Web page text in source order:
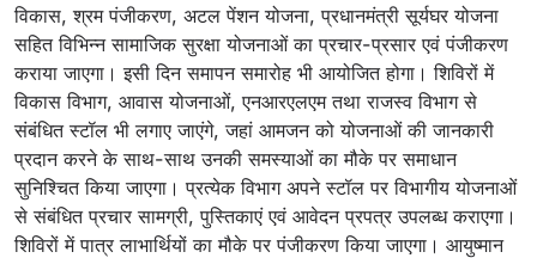
विकास, श्रम पंजीकरण, अटल पेंशन योजना, प्रधानमंत्री सूर्यघर योजना
सहित विभिन्न सामाजिक सुरक्षा योजनाओं का प्रचार-प्रसार एवं पंजीकरण
कराया जाएगा। इसी दिन समापन समारोह भी आयोजित होगा। शिविरों में
विकास विभाग, आवास योजनाओं, एनआरएलएम तथा राजस्व विभाग से
संबंधित स्टॉल भी लगाए जाएंगे, जहां आमजन को योजनाओं की जानकारी
प्रदान करने के साथ-साथ उनकी समस्याओं का मौके पर समाधान
सुनिश्चित किया जाएगा। प्रत्येक विभाग अपने स्टॉल पर विभागीय योजनाओं
से संबंधित प्रचार सामग्री, पुस्तिकाएं एवं आवेदन प्रपत्र उपलब्ध कराएगा।
शिविरों में पात्र लाभार्थियों का मौके पर पंजीकरण किया जाएगा। आयुष्मान